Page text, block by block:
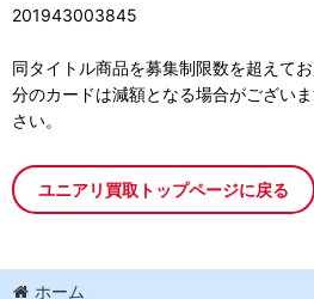
201943003845
同タイトル商品を募集制限数を超えて
分のカードは減額となる場合がござい
さい。
ユニアリ買取トップページに戻る
ホーム